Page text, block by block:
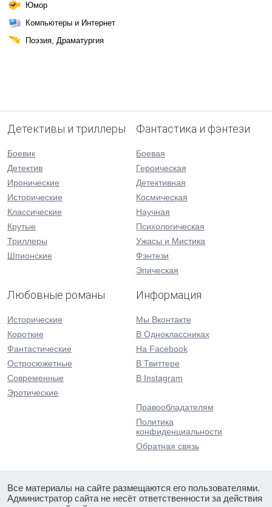
Юмор
Компьютеры и Интернет
Поэзия, Драматургия
Детективы и триллеры
Боевик
Детектив
Иронические
Исторические
Классические
Крутые
Триллеры
Шпионские
Фантастика и фэнтези
Боевая
Героическая
Детективная
Космическая
Научная
Психологическая
Ужасы и Мистика
Фэнтези
Эпическая
Любовные романы
Исторические
Короткие
Фантастические
Остросюжетные
Современные
Эротические
Информация
Мы Вконтакте
В Одноклассниках
На Facebook
В Твиттере
В Instagram
Правообладателям
Политика
конфиденциальности
Обратная связь
Все материалы на сайте размещаются его пользователями.
Администратор сайта не несёт ответственности за действия